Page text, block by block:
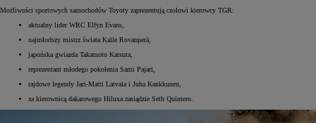
Możliwości sportowych samochodów Toyoty zaprezentują czołowi kierowcy TGR:
aktualny lider WRC Elfyn Evans,
najmłodszy mistrz świata Kalle Rovanperä,
japońska gwiazda Takamoto Katsuta,
reprezentant młodego pokolenia Sami Pajari,
rajdowe legendy Jari-Matti Latvala i Juha Kankkunen,
za kierownicą dakarowego Hiluxa zasiądzie Seth Quintero.